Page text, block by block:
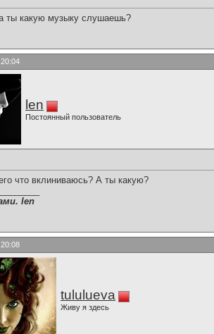
ты какую музыку слушаешь?
len
Постоянный пользователь
что вклиниваюсь? А ты какую?
len
tululueva
Живу я здесь